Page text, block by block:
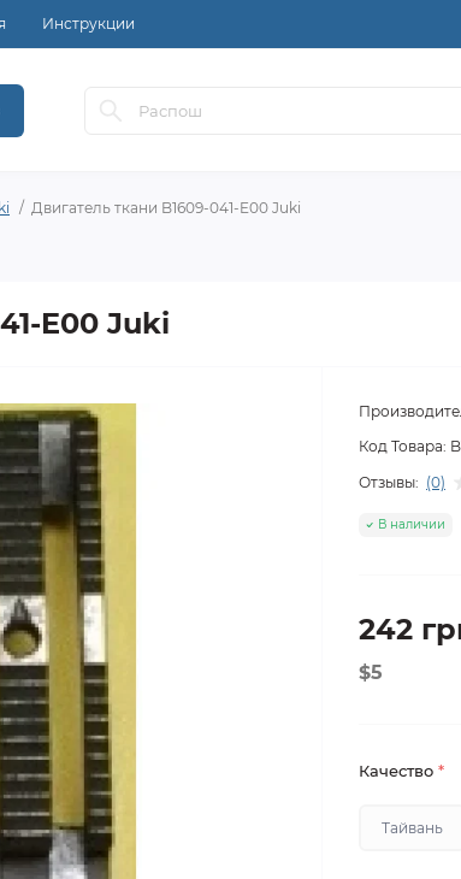
Инструкции
Двигатель ткани B1609-041-E00 Juki
E00 Juki
Код Товара:
Отзывы: (0)
В наличии
242
$5
Качество *
Тайвань